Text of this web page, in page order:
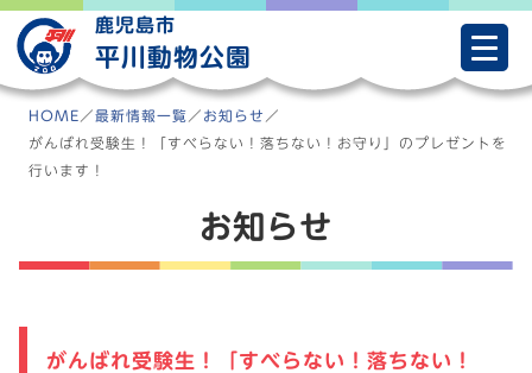
Skip
to
content
鹿児島市
平川動物公園
HOME ／最新情報一覧 ／ お知らせ ／
がんばれ受験生！「すべらない！落ちない！お守り」のプレゼントを
行います！
お知らせ
がんばれ受験生！「すべらない！落ちない！